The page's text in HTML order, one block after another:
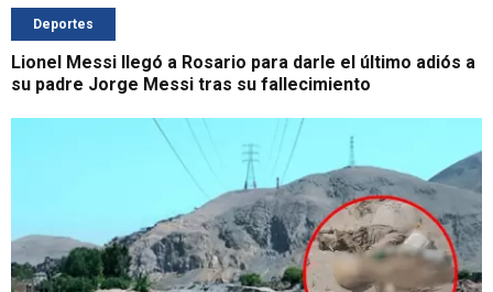
Deportes
Lionel Messi llegó a Rosario para darle el último adiós a
su padre Jorge Messi tras su fallecimiento